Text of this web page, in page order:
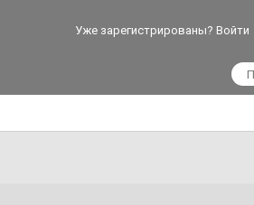
Уже зарегистрированы? Войти